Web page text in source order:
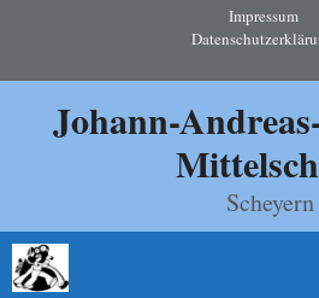
Impressum
Johann-
Scheyern